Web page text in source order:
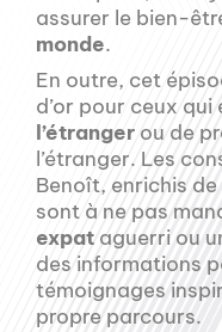
assurer le bien-
monde.
En outre, cet
d’or pour ceux
l’étranger ou de
l’étranger. Les
Benoît, enrichis
sont à ne pas
expat aguerri ou
des informations
témoignages
propre parcours.